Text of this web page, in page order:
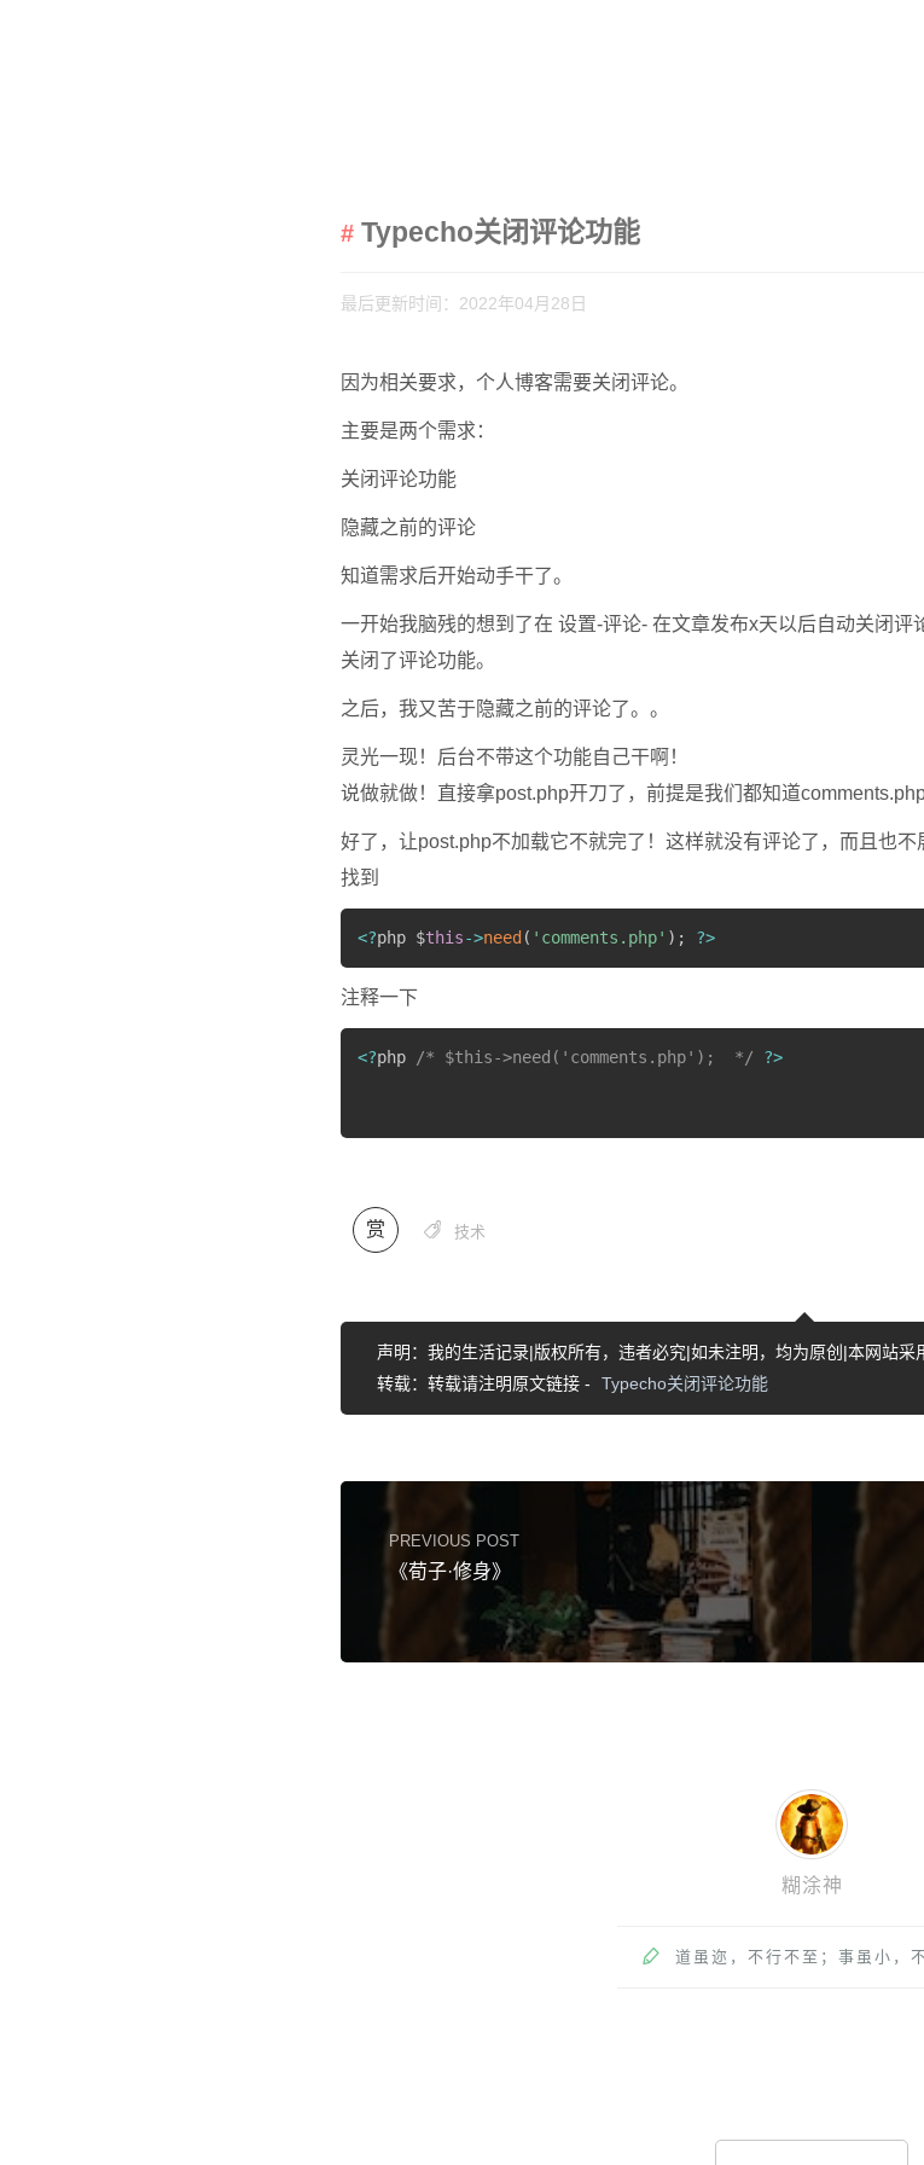
Typecho关闭评论功能
最后更新时间：2022年04月28日
因为相关要求，个人博客需要关闭评论。
主要是两个需求：
关闭评论功能
隐藏之前的评论
知道需求后开始动手干了。
一开始我脑残的想到了在 设置-评论- 在文章发布x天以后自动关闭
关闭了评论功能。
之后，我又苦于隐藏之前的评论了。。
灵光一现！后台不带这个功能自己干啊！
说做就做！直接拿post.php开刀了，前提是我们都知道
好了，让post.php不加载它不就完了！这样就没有评论了，而且也
找到
<?php $this->need ( 'comments.php' ) ; ?>
注释一下
<?php /* $this->need('comments.php');  */ ?>
赏  技术
声明：我的生活记录|版权所有，违者必究|如未注明，均为原创|本网站采
转载：转载请注明原文链接 -
Typecho关闭评论功能
PREVIOUS POST
《荀子·修身》
糊涂神
 道虽迩，不行不至；事虽小，